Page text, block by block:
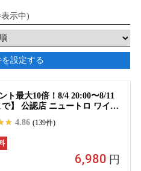
示中)
設定する
ト最大10倍！8/4 20:00〜8/11
で】 公認店 ニュートロ ワイル
4kg ごはん ご飯 ワイルドレ
RECIPE ドッグフード ペ
ッジクロス
6,980 円
4.86 (139件)